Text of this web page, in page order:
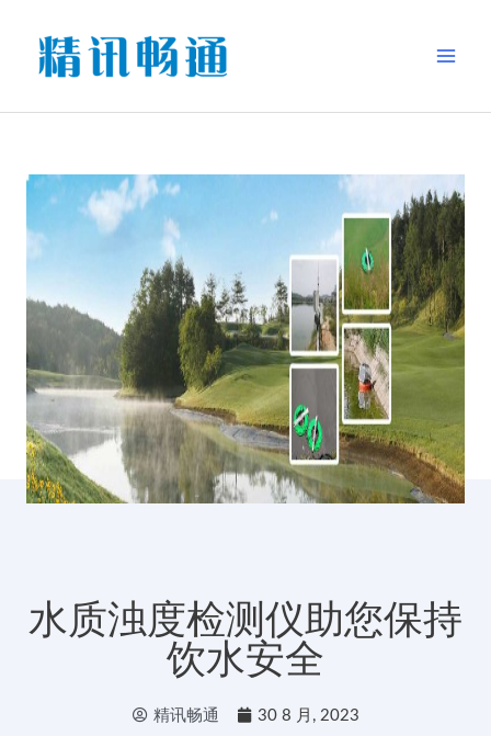
水质浊度检测仪助您保持
饮水安全
精讯畅通 30 8 月, 2023